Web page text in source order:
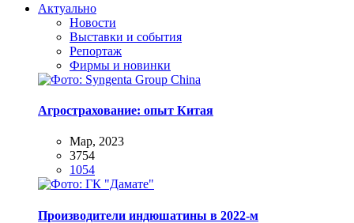
Актуально
Новости
Выставки и события
Репортаж
Фирмы и новинки
Агрострахование: опыт Китая
Мар, 2023
3754
1054
Производители индюшатины в 2022-м